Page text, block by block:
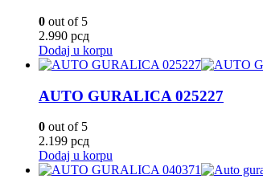
0 out of 5
2.990 рсд
Dodaj u korpu
AUTO GURALICA 025227
0 out of 5
2.199 рсд
Dodaj u korpu